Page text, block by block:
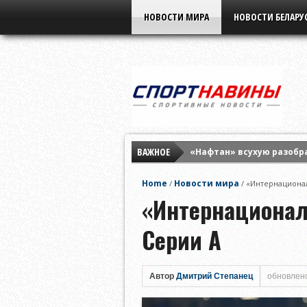
НОВОСТИ МИРА НОВОСТИ
ВАЖНОЕ
«Нафтан» всухую
Home / Новости мира /
Серии А
Автор Дмитрий Степанец